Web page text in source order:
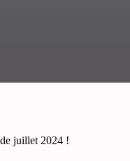
juillet 2024 !